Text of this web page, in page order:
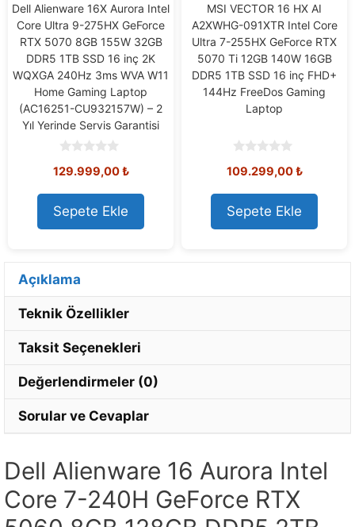
Dell Alienware 16X Aurora Intel
Core Ultra 9-275HX GeForce
RTX 5070 8GB 155W 32GB
DDR5 1TB SSD 16 inç 2K
WQXGA 240Hz 3ms WVA W11
Home Gaming Laptop
(AC16251-CU932157W) – 2
Yıl Yerinde Servis Garantisi
o
t
o
f
5
129.999,00₺
Sepete Ekle
MSI VECTOR 16 HX AI
A2XWHG-091XTR Intel Core
Ultra 7-255HX GeForce RTX
5070 Ti 12GB 140W 16GB
DDR5 1TB SSD 16 inç FHD+
144Hz FreeDos Gaming
Laptop
o
t
o
f
5
109.299,00₺
Sepete Ekle
Açıklama
Teknik Özellikler
Taksit Seçenekleri
Değerlendirmeler (0)
Sorular ve Cevaplar
Dell Alienware 16 Aurora Intel
Core 7-240H GeForce RTX